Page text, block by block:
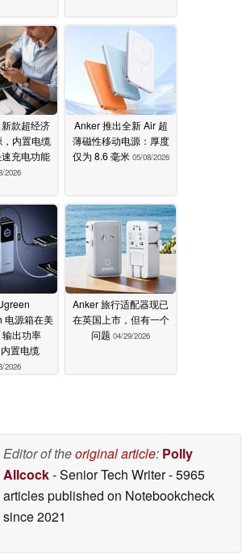
款超经济
内置电缆
充电功能
2026
Anker 推出全新 Air 超
薄磁性移动电源：厚度
仅为 8.6 毫米 05/08/2026
电源箱在美
出功率
置电缆
2026
Anker 旅行适配器现已
在英国上市，但有一个
问题 04/29/2026
Editor of theoriginal article: Polly
Allcock- Senior Tech Writer- 5965
articles published on Notebookcheck
since 2021